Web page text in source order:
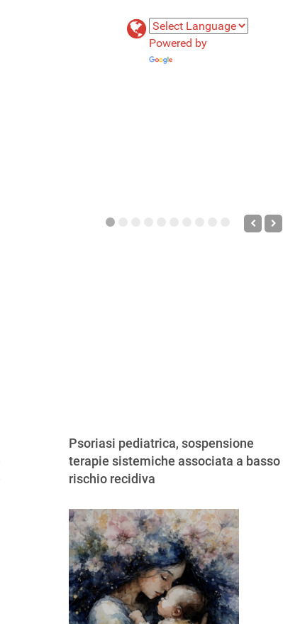
Powered by
Psoriasi pediatrica, sospensione
terapie sistemiche associata a basso
rischio recidiva